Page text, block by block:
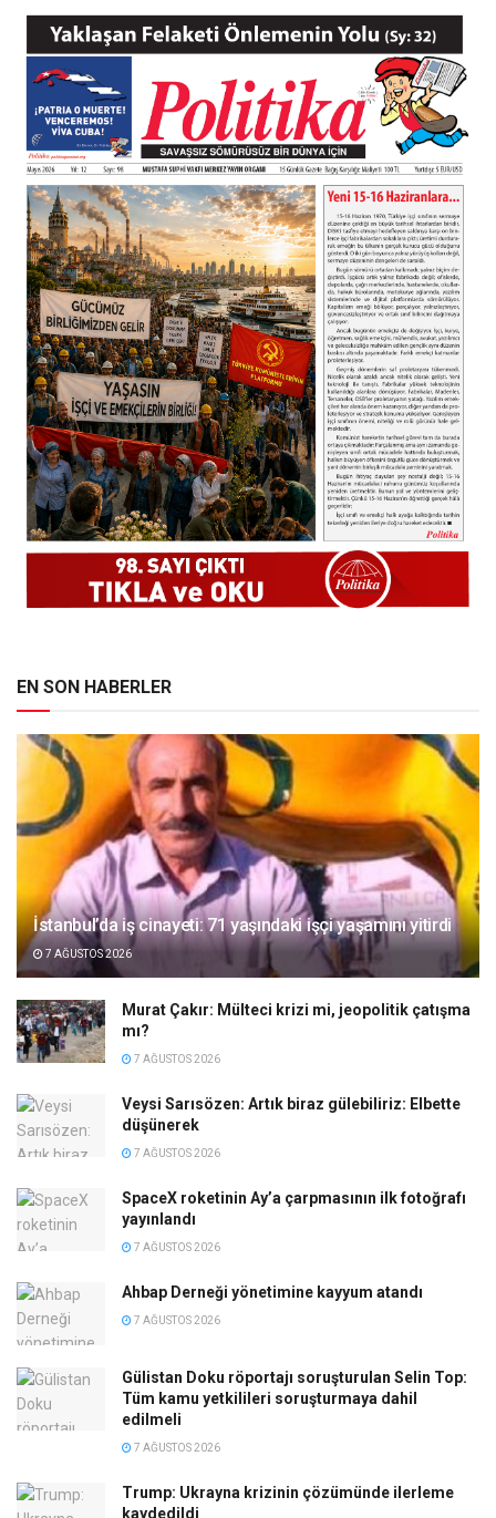
EN SON HABERLER
İstanbul’da iş cinayeti: 71 yaşındaki işçi yaşamını yitirdi
7 AĞUSTOS 2026
Murat Çakır: Mülteci krizi mi, jeopolitik çatışma
mı?
7 AĞUSTOS 2026
Veysi Sarısözen: Artık biraz gülebiliriz: Elbette
düşünerek
7 AĞUSTOS 2026
SpaceX roketinin Ay’a çarpmasının ilk fotoğrafı
yayınlandı
7 AĞUSTOS 2026
Ahbap Derneği yönetimine kayyum atandı
7 AĞUSTOS 2026
Gülistan Doku röportajı soruşturulan Selin Top:
Tüm kamu yetkilileri soruşturmaya dahil
edilmeli
7 AĞUSTOS 2026
Trump: Ukrayna krizinin çözümünde ilerleme
kaydedildi